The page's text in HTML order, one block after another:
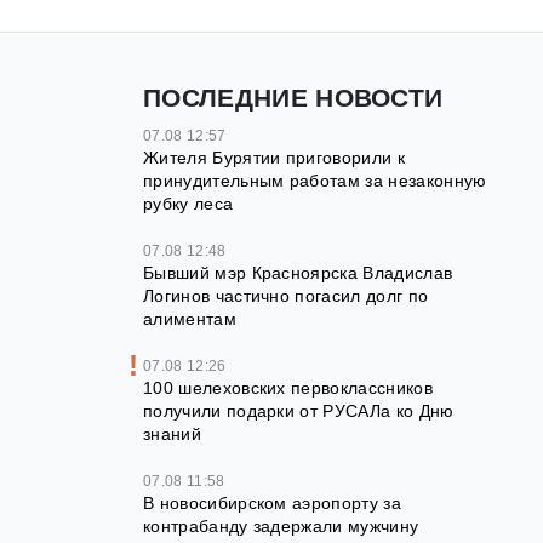
ПОСЛЕДНИЕ НОВОСТИ
07.08 12:57
Жителя Бурятии приговорили к
принудительным работам за незаконную
рубку леса
07.08 12:48
Бывший мэр Красноярска Владислав
Логинов частично погасил долг по
алиментам
07.08 12:26
100 шелеховских первоклассников
получили подарки от РУСАЛа ко Дню
знаний
07.08 11:58
В новосибирском аэропорту за
контрабанду задержали мужчину